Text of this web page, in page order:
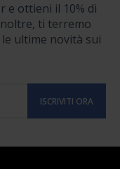
e ottieni il 10% di
ti terremo
ultime novità sui